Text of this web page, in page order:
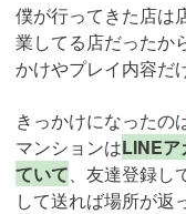
僕が行ってきた店は
業してる店だったか
かけやプレイ内容だ
きっかけになったの
マンションはLINEア
ていて、友達登録し
して送れば場所が返